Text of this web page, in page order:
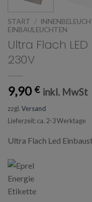
START /
EINBAULEUCHTEN
Ultra Flach
230V
9,90 € inkl. MwSt
zzgl.Versand
Lieferzeit: ca. 2-3 Werktage
Ultra Flach Led